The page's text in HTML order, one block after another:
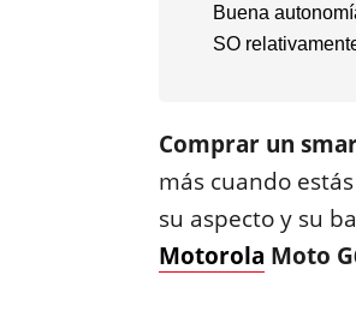
Buena
SO
Comprar un
más cuando
su aspecto y su
Motorola Moto